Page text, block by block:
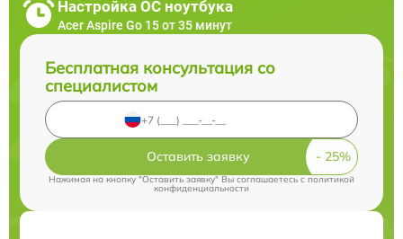
Настройка ОС ноутбука
Acer Aspire Go 15 от 35 минут
Бесплатная консультация со
специалистом
Оставить заявку
Нажимая на кнопку "Оставить заявку" Вы соглашаетесь cполитикой
конфиденциальности